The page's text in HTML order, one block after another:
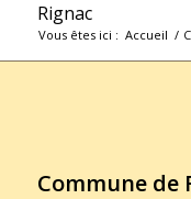
Rignac
Vous êtes ici : Accueil /
Commune de